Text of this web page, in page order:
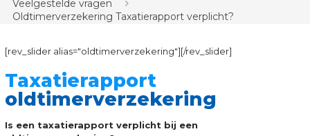
Veelgestelde vragen
Oldtimerverzekering Taxatierapport verplicht?
[rev_slider alias="oldtimerverzekering"][/rev_slider]
Taxatierapport
oldtimerverzekering
Is een taxatierapport verplicht bij een